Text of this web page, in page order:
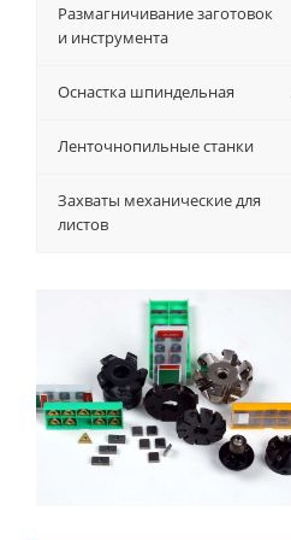
Размагничивание заготовок
и инструмента
Оснастка шпиндельная
Ленточнопильные станки
Захваты механические для
листов